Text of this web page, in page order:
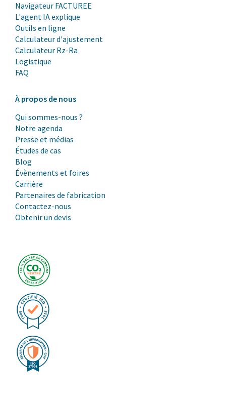
Navigateur FACTUREE
L'agent IA explique
Outils en ligne
Calculateur d'ajustement
Calculateur Rz-Ra
Logistique
FAQ
À propos de nous
Qui sommes-nous ?
Notre agenda
Presse et médias
Études de cas
Blog
Évènements et foires
Carrière
Partenaires de fabrication
Contactez-nous
Obtenir un devis